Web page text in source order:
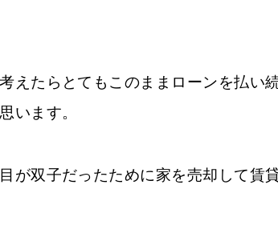
えたらとてもこのままローンを払い
います。
が双子だったために家を売却して賃